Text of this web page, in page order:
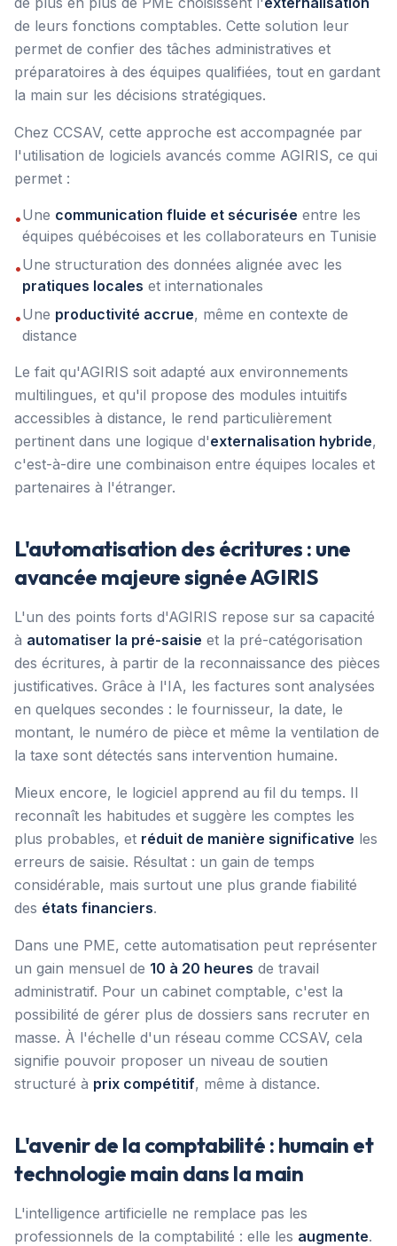
de leurs fonctions comptables. Cette solution leur
permet de confier des tâches administratives et
préparatoires à des équipes qualifiées, tout en gardant
la main sur les décisions stratégiques.
Chez CCSAV, cette approche est accompagnée par
l'utilisation de logiciels avancés comme AGIRIS, ce qui
permet :
•Une communication fluide et sécurisée entre les
équipes québécoises et les collaborateurs en Tunisie
•Une structuration des données alignée avec les
pratiques locales et internationales
•Une productivité accrue, même en contexte de
distance
Le fait qu'AGIRIS soit adapté aux environnements
multilingues, et qu'il propose des modules intuitifs
accessibles à distance, le rend particulièrement
pertinent dans une logique d'externalisation hybride,
c'est-à-dire une combinaison entre équipes locales et
partenaires à l'étranger.
L'automatisation des écritures : une
avancée majeure signée AGIRIS
L'un des points forts d'AGIRIS repose sur sa capacité
à automatiser la pré-saisie et la pré-catégorisation
des écritures, à partir de la reconnaissance des pièces
justificatives. Grâce à l'IA, les factures sont analysées
en quelques secondes : le fournisseur, la date, le
montant, le numéro de pièce et même la ventilation de
la taxe sont détectés sans intervention humaine.
Mieux encore, le logiciel apprend au fil du temps. Il
reconnaît les habitudes et suggère les comptes les
plus probables, et réduit de manière significative les
erreurs de saisie. Résultat : un gain de temps
considérable, mais surtout une plus grande fiabilité
des états financiers.
Dans une PME, cette automatisation peut représenter
un gain mensuel de 10 à 20 heures de travail
administratif. Pour un cabinet comptable, c'est la
possibilité de gérer plus de dossiers sans recruter en
masse. À l'échelle d'un réseau comme CCSAV, cela
signifie pouvoir proposer un niveau de soutien
structuré à prix compétitif, même à distance.
L'avenir de la comptabilité : humain et
technologie main dans la main
L'intelligence artificielle ne remplace pas les
professionnels de la comptabilité : elle les augmente.